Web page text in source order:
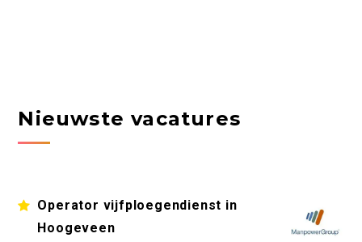
Nieuwste vacatures
Operator vijfploegendienst in
Hoogeveen